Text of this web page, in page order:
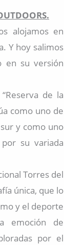
alojamos en
Y hoy salimos
en su versión
de la
como uno de
y como uno
su variada
Torres del
única, que lo
y el deporte
emoción de
por el